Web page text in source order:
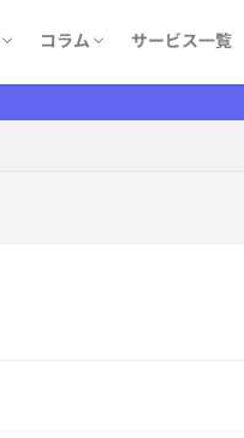
コラム サービス一覧